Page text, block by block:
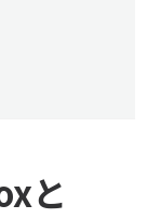
と